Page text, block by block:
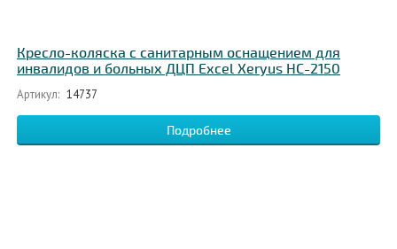
Кресло-коляска с санитарным оснащением для
инвалидов и больных ДЦП Excel Xeryus HC-2150
Артикул: 14737
Подробнее